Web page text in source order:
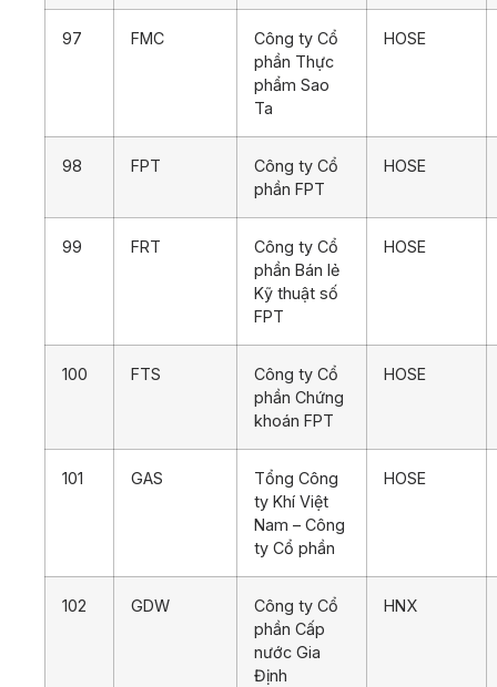
97 FMC
Công ty Cổ
phần Thực
phẩm Sao
Ta
HOSE
98 FPT
Công ty Cổ
phần FPT
HOSE
99 FRT
Công ty Cổ
phần Bán lẻ
Kỹ thuật số
FPT
HOSE
100 FTS
Công ty Cổ
phần Chứng
khoán FPT
HOSE
101 GAS
Tổng Công
ty Khí Việt
Nam – Công
ty Cổ phần
HOSE
102 GDW
Công ty Cổ
phần Cấp
nước Gia
Định
HNX